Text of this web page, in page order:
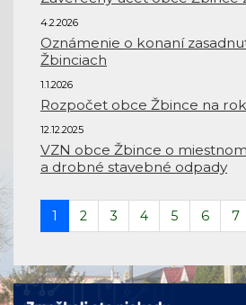
4.2.2026
Oznámenie o konaní
Žbinciach
1.1.2026
Rozpočet obce Žbince na
12.12.2025
VZN obce Žbince o
a drobné stavebné odpady
1 2 3 4 5 6 7